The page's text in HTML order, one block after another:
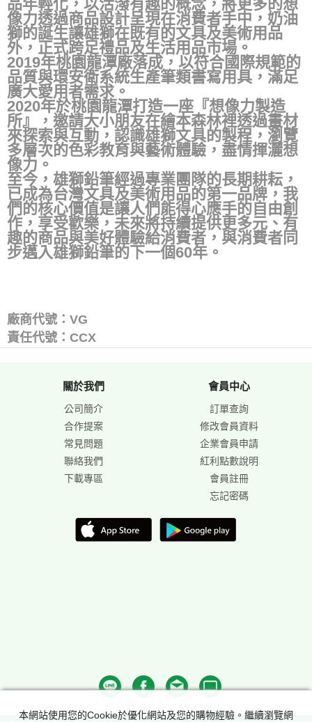
品年輕化，以活潑有趣的概念，將更多的想
像力透過商品設計呈現在消費者手中，奶油
獅的誕生讓雄獅在既有的文具及美術用品
外，正式跨足禮品及生活用品市場。
2019年桃園龍潭廠落成，以符合國際規範的
品質與環安衛系統生產筆類書寫用具，滿足
廣大愛用者需求。
2020年於桃園龍潭打造一座『想像力製造
所』，邀請大小朋友在繪本森林裡透過畫材
來探索與互動，認識雄獅文具的製程，瀏覽
多層次的色彩教育與藝術體驗，盡情揮灑想
像力。
至今，雄獅鉛筆經過專業團隊的長期耕耘，
已成為台灣文具及美術用品的第一品牌，我
們的核心價值是讓人們能得心應手的自由創
作，享受歡樂，未來將持續提供更多元、有
趣的商品與美好體驗給消費者，與消費者同
步邁入雄獅鉛筆的下一個60年。
廠商代號：VG
責任代號：CCX
關於我們
公司簡介
合作提案
常見問題
聯絡我們
下載專區
會員中心
訂單查詢
修改會員資料
企業會員申請
紅利點數說明
會員註冊
忘記密碼
本網站使用您的Cookie於優化網站及您的購物經驗。繼續瀏覽網